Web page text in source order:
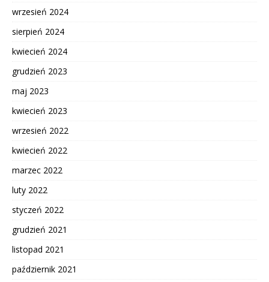
wrzesień 2024
sierpień 2024
kwiecień 2024
grudzień 2023
maj 2023
kwiecień 2023
wrzesień 2022
kwiecień 2022
marzec 2022
luty 2022
styczeń 2022
grudzień 2021
listopad 2021
październik 2021